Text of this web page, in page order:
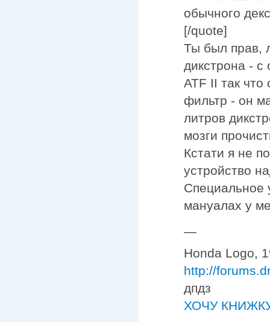
обычного
[/quote]
Ты был прав,
дикстрона - с
ATF II так
фильтр - он
литров
мозги
Кстати я не
устройство
Специальное
мануалах у
—
Honda Logo,
http://
дпдз
ХОЧУ КНИЖКУ